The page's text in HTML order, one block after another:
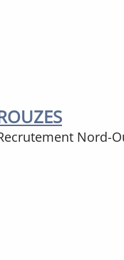
Nord-